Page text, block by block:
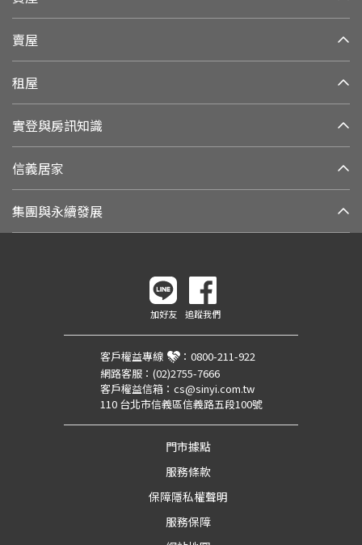
賣屋
租屋
實登與房訊知識
信義居家
集團與永續發展
加好友 追蹤我們
客戶權益專線 ： 0800-211-922
網路客服： (02)2755-7666
客戶權益信箱： cs@sinyi.com.tw
110 台北市信義區信義路五段100號
門市據點
服務條款
保障隱私權聲明
服務保障